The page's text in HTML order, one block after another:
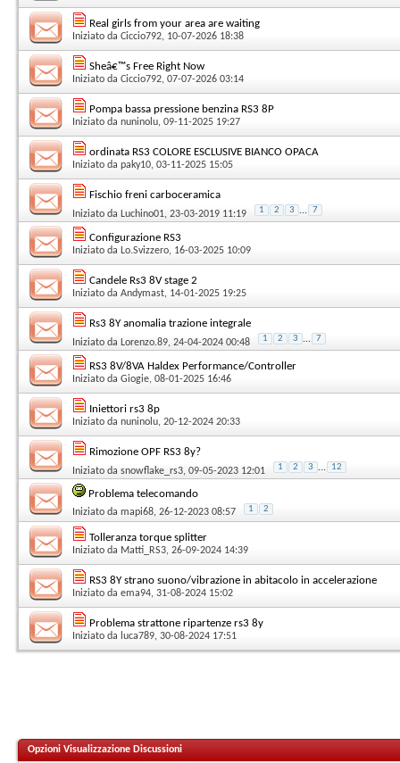
Real girls from your area are waiting
Iniziato da Ciccio792, 10-07-2026 18:38
Sheâ€™s Free Right Now
Iniziato da Ciccio792, 07-07-2026 03:14
Pompa bassa pressione benzina RS3 8P
Iniziato da nuninolu, 09-11-2025 19:27
ordinata RS3 COLORE ESCLUSIVE BIANCO OPACA
Iniziato da paky10, 03-11-2025 15:05
Fischio freni carboceramica
Iniziato da Luchino01, 23-03-2019 11:19 1 2 3 ... 7
Configurazione RS3
Iniziato da Lo.Svizzero, 16-03-2025 10:09
Candele Rs3 8V stage 2
Iniziato da Andymast, 14-01-2025 19:25
Rs3 8Y anomalia trazione integrale
Iniziato da Lorenzo.89, 24-04-2024 00:48 1 2 3 ... 7
RS3 8V/8VA Haldex Performance/Controller
Iniziato da Giogie, 08-01-2025 16:46
Iniettori rs3 8p
Iniziato da nuninolu, 20-12-2024 20:33
Rimozione OPF RS3 8y?
Iniziato da snowflake_rs3, 09-05-2023 12:01 1 2 3 ... 12
Problema telecomando
Iniziato da mapi68, 26-12-2023 08:57 1 2
Tolleranza torque splitter
Iniziato da Matti_RS3, 26-09-2024 14:39
RS3 8Y strano suono/vibrazione in abitacolo in accelerazione
Iniziato da ema94, 31-08-2024 15:02
Problema strattone ripartenze rs3 8y
Iniziato da luca789, 30-08-2024 17:51
Opzioni Visualizzazione Discussioni